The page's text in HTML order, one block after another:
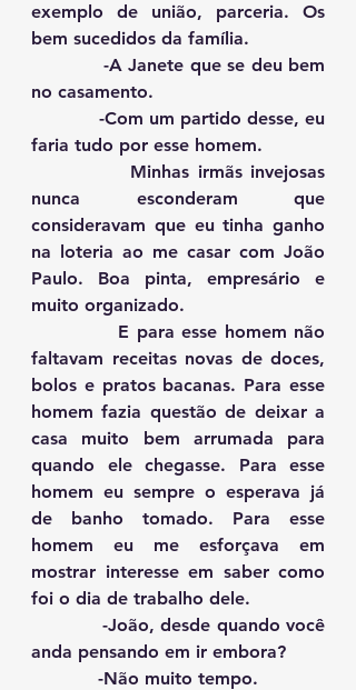
exemplo de união, parceria. Os
bem sucedidos da família.
no casamento.
faria tudo por esse homem.
nunca esconderam que
consideravam que eu tinha ganho
na loteria ao me casar com João
Paulo. Boa pinta, empresário e
muito organizado.
faltavam receitas novas de doces,
bolos e pratos bacanas. Para esse
homem fazia questão de deixar a
casa muito bem arrumada para
quando ele chegasse. Para esse
homem eu sempre o esperava já
de banho tomado. Para esse
homem eu me esforçava em
mostrar interesse em saber como
foi o dia de trabalho dele.
anda pensando em ir embora?
            -Não muito tempo.